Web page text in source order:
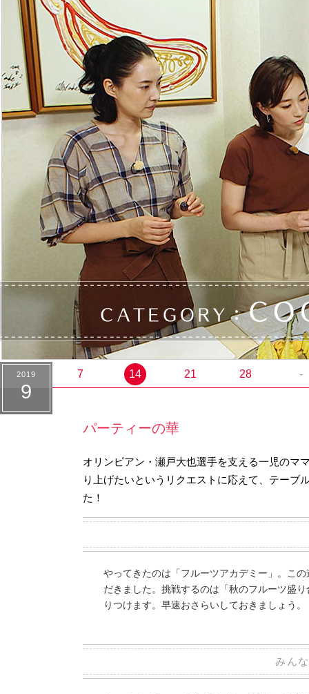
2019
9
7 14 21 28 -
パーティーの華
オリンピアン・瀬戸大也選手を支える一児のマ
り上げたいというリクエストに応えて、テーブ
た！
やってきたのは「フルーツアカデミー」。こ
だきました。挑戦するのは「秋のフルーツ盛
りつけます。早速おさらいしておきましょう。
みん